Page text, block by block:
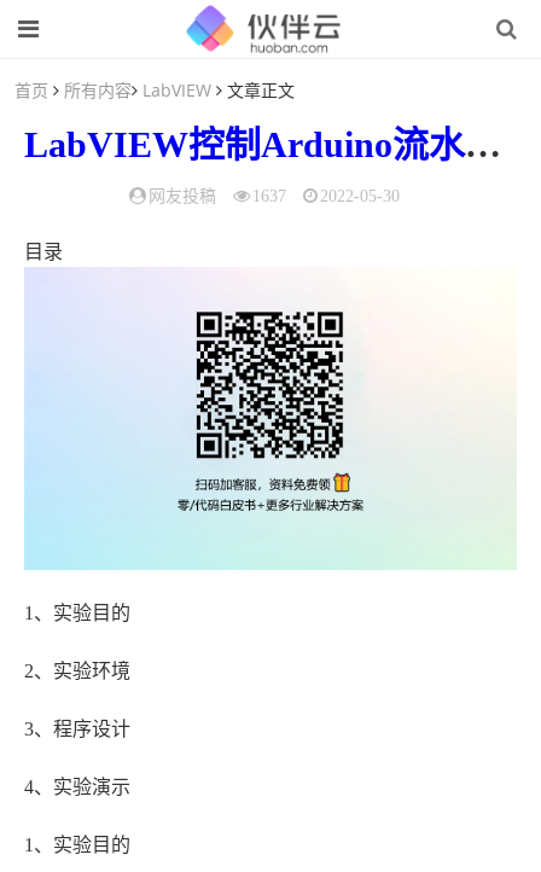
首页 所有内容 LabVIEW 文章正文
LabVIEW控制Arduino流水灯
网友投稿 1637 2022-05-30
目录
1、实验目的
2、实验环境
3、程序设计
4、实验演示
1、实验目的